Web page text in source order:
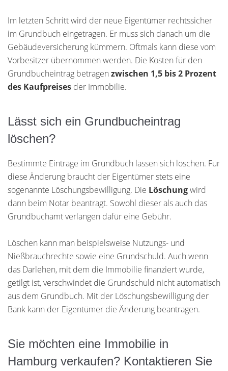
Im letzten Schritt wird der neue Eigentümer rechtssicher
im Grundbuch eingetragen. Er muss sich danach um die
Gebäudeversicherung kümmern. Oftmals kann diese vom
Vorbesitzer übernommen werden. Die Kosten für den
Grundbucheintrag betragen zwischen 1,5 bis 2 Prozent
des Kaufpreises der Immobilie.
Lässt sich ein Grundbucheintrag
löschen?
Bestimmte Einträge im Grundbuch lassen sich löschen. Für
diese Änderung braucht der Eigentümer stets eine
sogenannte Löschungsbewilligung. Die Löschungwird
dann beim Notar beantragt. Sowohl dieser als auch das
Grundbuchamt verlangen dafür eine Gebühr.
Löschen kann man beispielsweise Nutzungs- und
Nießbrauchrechte sowie eine Grundschuld. Auch wenn
das Darlehen, mit dem die Immobilie finanziert wurde,
getilgt ist, verschwindet die Grundschuld nicht automatisch
aus dem Grundbuch. Mit der Löschungsbewilligung der
Bank kann der Eigentümer die Änderung beantragen.
Sie möchten eine Immobilie in
Hamburg verkaufen? Kontaktieren Sie